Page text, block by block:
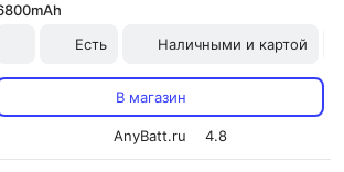
Есть
Наличными и картой
В магазин
AnyBatt.ru 4.8